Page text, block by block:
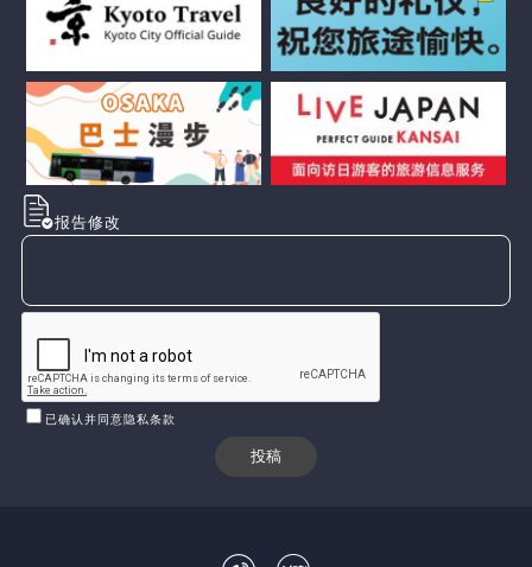
报告修改
已确认并同意隐私条款